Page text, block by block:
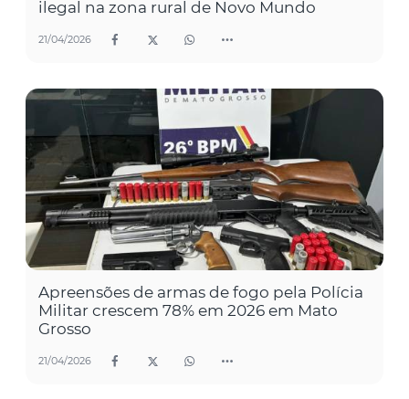
ilegal na zona rural de Novo Mundo
21/04/2026
Apreensões de armas de fogo pela Polícia
Militar crescem 78% em 2026 em Mato
Grosso
21/04/2026